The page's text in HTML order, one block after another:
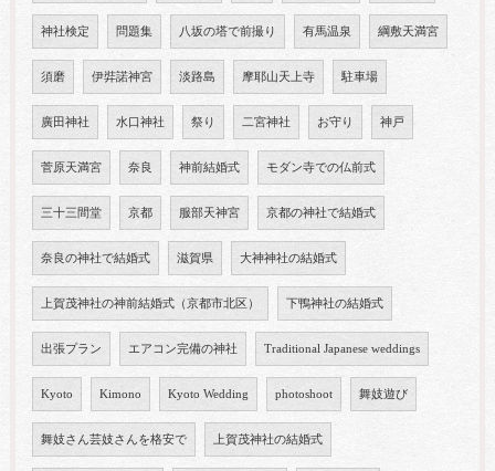
神社検定 問題集 八坂の塔で前撮り 有馬温泉 綱敷天満宮
須磨 伊弉諾神宮 淡路島 摩耶山天上寺 駐車場
廣田神社 水口神社 祭り 二宮神社 お守り 神戸
菅原天満宮 奈良 神前結婚式 モダン寺での仏前式
三十三間堂 京都 服部天神宮 京都の神社で結婚式
奈良の神社で結婚式 滋賀県 大神神社の結婚式
上賀茂神社の神前結婚式（京都市北区） 下鴨神社の結婚式
出張プラン エアコン完備の神社 Traditional Japanese weddings
Kyoto Kimono Kyoto Wedding photoshoot 舞妓遊び
舞妓さん芸妓さんを格安で 上賀茂神社の結婚式